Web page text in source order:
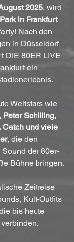
2025, wird
in Frankfurt
Nach den
in Düsseldorf
DIE 80ER LIVE
ein
Weltstars wie
Peter Schilling,
Catch und viele
, die den
der 80er-
Bühne bringen.
Zeitreise
Kult-Outfits
bis heute